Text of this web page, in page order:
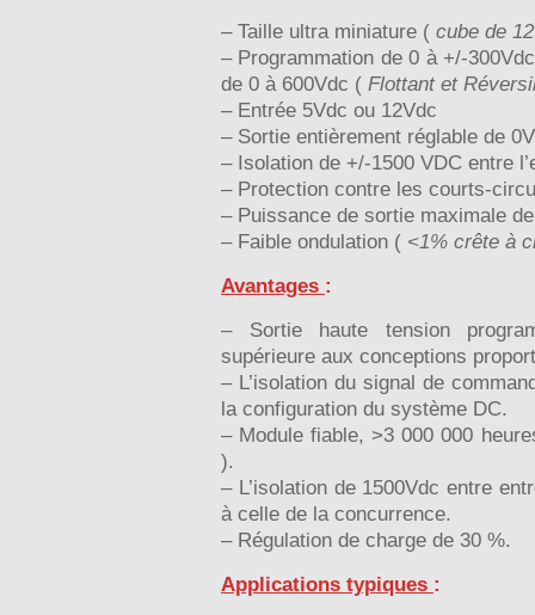
– Taille ultra miniature ( cube de
– Programmation de 0 à +/-
de 0 à 600Vdc ( Flottant et
– Entrée 5Vdc ou 12Vdc
– Sortie entièrement réglable de
– Isolation de +/-1500 VDC entre
– Protection contre les courts-
– Puissance de sortie maximale
– Faible ondulation ( <1% crête à
Avantages :
– Sortie haute tension
supérieure aux conceptions
– L’isolation du signal de
la configuration du système DC.
– Module fiable, >3 000 000
).
– L’isolation de 1500Vdc entre
à celle de la concurrence.
– Régulation de charge de 30 %.
Applications typiques :